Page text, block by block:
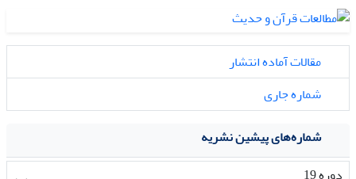
مقالات آماده انتشار
شماره جاری
شماره‌های پیشین نشریه